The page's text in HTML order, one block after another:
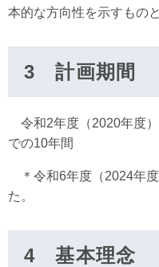
本的な方向性を示すもの
3 計画期間
令和2年度（2020年度
での10年間
＊令和6年度（2024年
た。
4 基本理念